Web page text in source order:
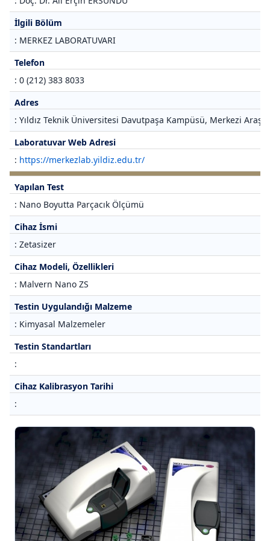
İlgili Bölüm
: MERKEZ LABORATUVARI
Telefon
: 0 (212) 383 8033
Adres
: Yıldız Teknik Üniversitesi Davutpaşa Kampüsü, Merkezi
Laboratuvar Web Adresi
: https://merkezlab.yildiz.edu.tr/
Yapılan Test
: Nano Boyutta Parçacık Ölçümü
Cihaz İsmi
: Zetasizer
Cihaz Modeli, Özellikleri
: Malvern Nano ZS
Testin Uygulandığı Malzeme
: Kimyasal Malzemeler
Testin Standartları
:
Cihaz Kalibrasyon Tarihi
: